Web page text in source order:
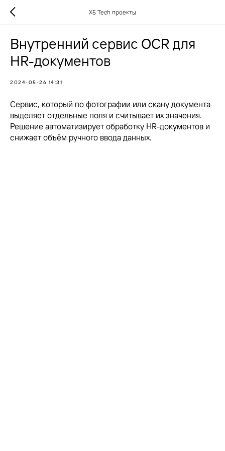
X5 Tech проекты
Внутренний сервис OCR для
HR-документов
2024-05-26 14:31
Сервис, который по фотографии или скану документа
выделяет отдельные поля и считывает их значения.
Решение автоматизирует обработку HR-документов и
снижает объём ручного ввода данных.